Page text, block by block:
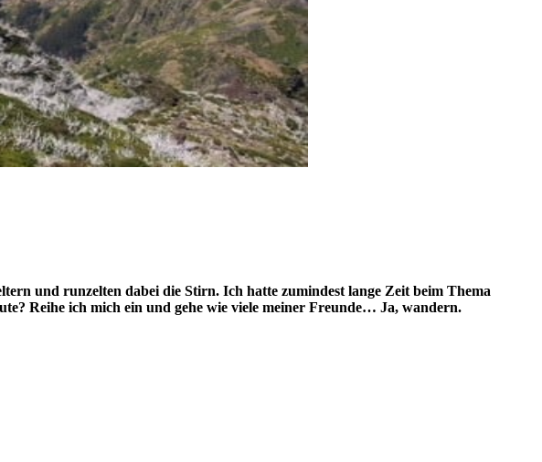
und runzelten dabei die Stirn. Ich hatte zumindest lange Zeit beim Thema
Reihe ich mich ein und gehe wie viele meiner Freunde… Ja, wandern.